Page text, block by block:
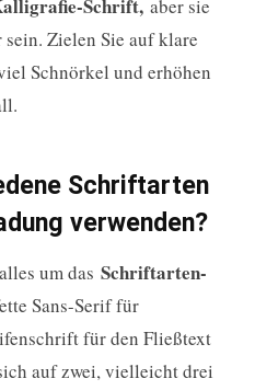
Schrift, aber sie
Zielen Sie auf klare
Schnörkel und erhöhen
Schriftarten
verwenden?
um das Schriftarten-
Sans-Serif für
für den Fließtext
auf zwei, vielleicht drei